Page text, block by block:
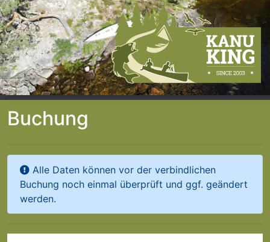
Buchung
Alle Daten können vor der verbindlichen
Buchung noch einmal überprüft und ggf. geändert
werden.